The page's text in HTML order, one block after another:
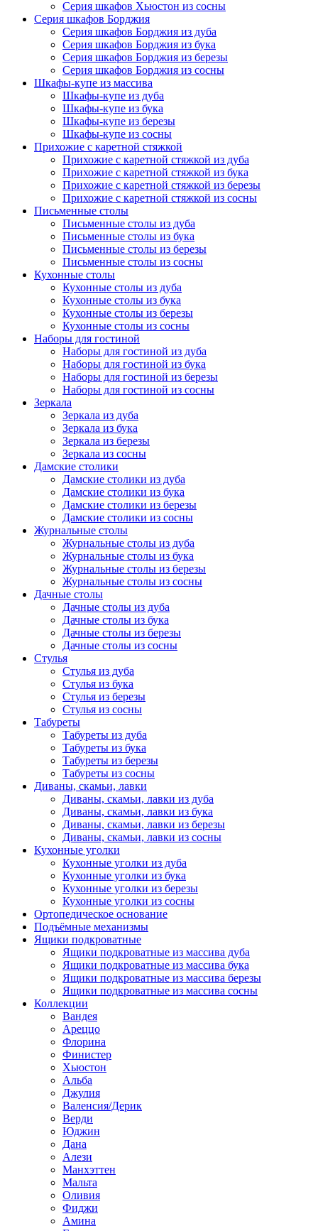
Серия шкафов Хьюстон из сосны
Серия шкафов Борджия
Серия шкафов Борджия из дуба
Серия шкафов Борджия из бука
Серия шкафов Борджия из березы
Серия шкафов Борджия из сосны
Шкафы-купе из массива
Шкафы-купе из дуба
Шкафы-купе из бука
Шкафы-купе из березы
Шкафы-купе из сосны
Прихожие с каретной стяжкой
Прихожие с каретной стяжкой из дуба
Прихожие с каретной стяжкой из бука
Прихожие с каретной стяжкой из березы
Прихожие с каретной стяжкой из сосны
Письменные столы
Письменные столы из дуба
Письменные столы из бука
Письменные столы из березы
Письменные столы из сосны
Кухонные столы
Кухонные столы из дуба
Кухонные столы из бука
Кухонные столы из березы
Кухонные столы из сосны
Наборы для гостиной
Наборы для гостиной из дуба
Наборы для гостиной из бука
Наборы для гостиной из березы
Наборы для гостиной из сосны
Зеркала
Зеркала из дуба
Зеркала из бука
Зеркала из березы
Зеркала из сосны
Дамские столики
Дамские столики из дуба
Дамские столики из бука
Дамские столики из березы
Дамские столики из сосны
Журнальные столы
Журнальные столы из дуба
Журнальные столы из бука
Журнальные столы из березы
Журнальные столы из сосны
Дачные столы
Дачные столы из дуба
Дачные столы из бука
Дачные столы из березы
Дачные столы из сосны
Стулья
Стулья из дуба
Стулья из бука
Стулья из березы
Стулья из сосны
Табуреты
Табуреты из дуба
Табуреты из бука
Табуреты из березы
Табуреты из сосны
Диваны, скамьи, лавки
Диваны, скамьи, лавки из дуба
Диваны, скамьи, лавки из бука
Диваны, скамьи, лавки из березы
Диваны, скамьи, лавки из сосны
Кухонные уголки
Кухонные уголки из дуба
Кухонные уголки из бука
Кухонные уголки из березы
Кухонные уголки из сосны
Ортопедическое основание
Подъёмные механизмы
Ящики подкроватные
Ящики подкроватные из массива дуба
Ящики подкроватные из массива бука
Ящики подкроватные из массива березы
Ящики подкроватные из массива сосны
Коллекции
Вандея
Ареццо
Флорина
Финистер
Хьюстон
Альба
Джулия
Валенсия/Дерик
Верди
Юджин
Дана
Алези
Манхэттен
Мальта
Оливия
Фиджи
Амина